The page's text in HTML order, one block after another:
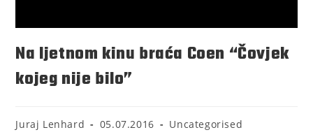
Na ljetnom kinu braća Coen “Čovjek
kojeg nije bilo”
Juraj Lenhard 05.07.2016 Uncategorised